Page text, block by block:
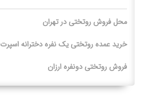
محل فروش روتختی در تهران
خرید عمده روتختی یک نفره دخترانه اسپرت
فروش روتختی دونفره ارزان